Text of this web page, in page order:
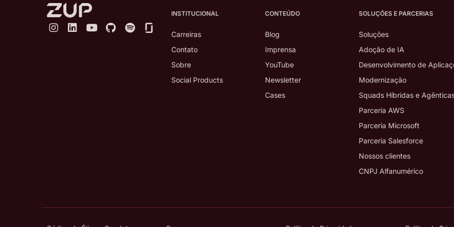
INSTITUCIONAL
Carreiras
Contato
Sobre
Social Products
CONTEÚDO
Blog
Imprensa
YouTube
Newsletter
Cases
SOLUÇÕES E PARCERIAS
Soluções
Adoção de IA
Desenvolvimento de
Modernização
Squads Híbridas e
Parceria AWS
Parceria Microsoft
Parceria Salesforce
Nossos clientes
CNPJ Alfanumérico